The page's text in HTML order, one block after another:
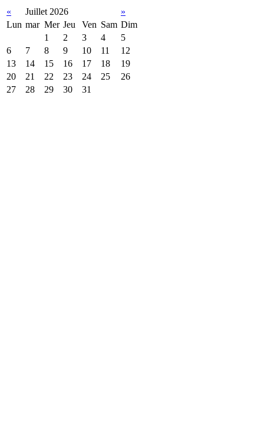
« Juillet 2026
»
Lun mar Mer Jeu Ven Sam Dim
1
2 3 4
5
6
7 8 9 10 11
12
13
14 15 16 17 18
19
20
21 22 23 24 25
26
27
28 29 30 31